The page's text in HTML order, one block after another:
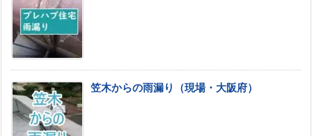
笠木からの雨漏り（現場・大阪府）